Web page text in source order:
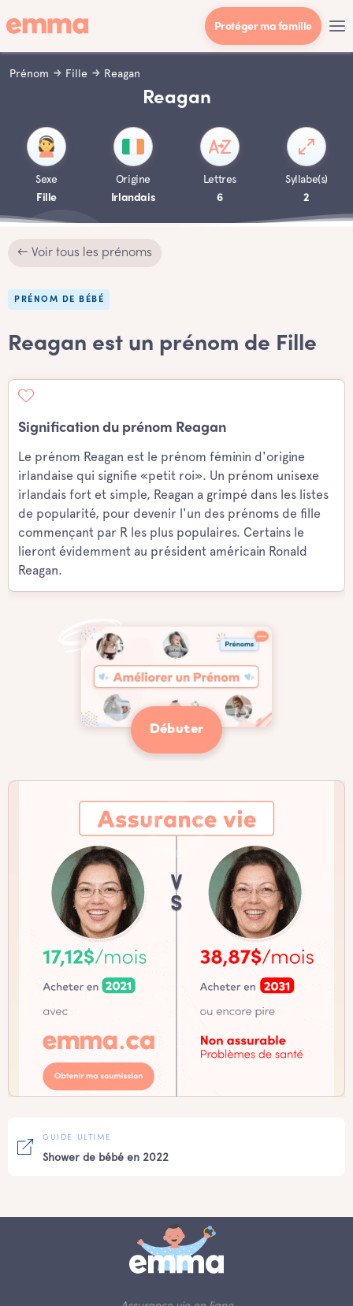
Protéger ma famille
Prénom Fille Reagan
Reagan
Sexe
Fille
Origine
Irlandais
Lettres
6
Syllabe(s)
2
← Voir tous les prénoms
PRÉNOM DE BÉBÉ
Reagan est un prénom de Fille
Signification du prénom Reagan
Le prénom Reagan est le prénom féminin d'origine
irlandaise qui signifie «petit roi». Un prénom unisexe
irlandais fort et simple, Reagan a grimpé dans les listes
de popularité, pour devenir l'un des prénoms de fille
commençant par R les plus populaires. Certains le
lieront évidemment au président américain Ronald
Reagan.
Débuter
GUIDE ULTIME
Shower de bébé en 2022